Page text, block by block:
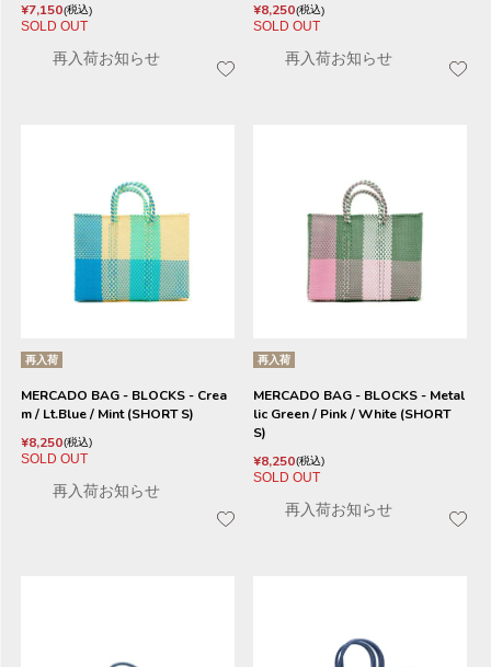
¥7,150 税込
SOLD OUT
再入荷お知らせ
¥8,250 税込
SOLD OUT
再入荷お知らせ
再入荷
MERCADO BAG - BLOCKS - Crea
m / Lt.Blue / Mint (SHORT S)
¥8,250 税込
SOLD OUT
再入荷お知らせ
再入荷
MERCADO BAG - BLOCKS - Metal
lic Green / Pink / White (SHORT
S)
¥8,250 税込
SOLD OUT
再入荷お知らせ